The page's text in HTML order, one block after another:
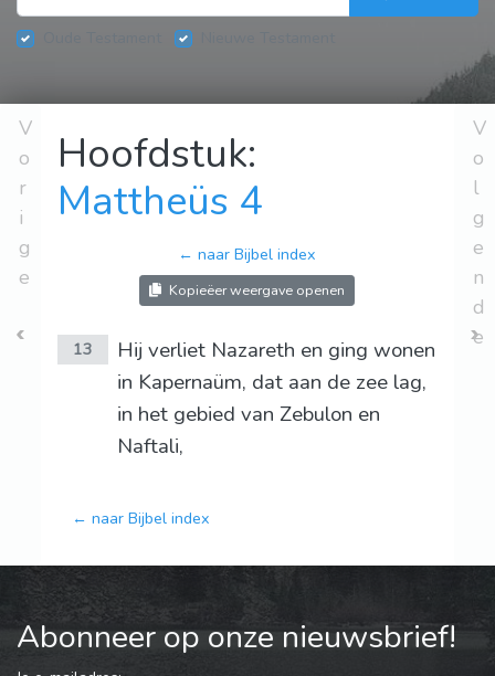
V
o
r
i
g
e
Hoofdstuk:
Mattheüs 4
← naar Bijbel index
Kopieëer weergave openen
13
Hij verliet Nazareth en ging wonen
in Kapernaüm, dat aan de zee lag,
in het gebied van Zebulon en
Naftali,
← naar Bijbel index
V
o
l
g
e
n
d
e
Abonneer op onze nieuwsbrief!